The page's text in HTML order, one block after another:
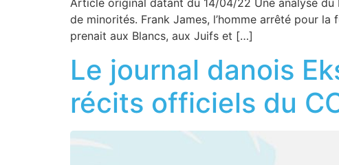
Article original datant du 14/04/22 Une analyse
de minorités. Frank James, l’homme arrêté pour
prenait aux Blancs, aux Juifs et […]
Le journal danois
récits officiels du